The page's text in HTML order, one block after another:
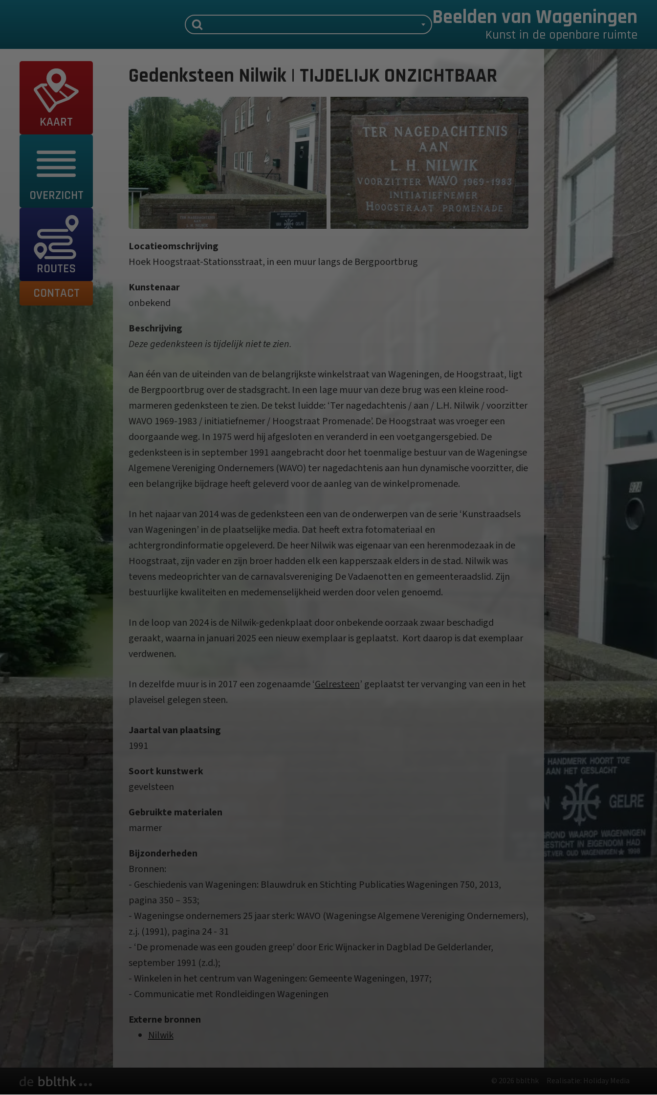
Beelden van Wageningen
Kunst in de openbare ruimte
KAART
OVERZICHT
ROUTES
CONTACT
Gedenksteen Nilwik | TIJDELIJK ONZICHTBAAR
Locatieomschrijving
Hoek Hoogstraat-Stationsstraat, in een muur langs de Bergpoortbrug
Kunstenaar
onbekend
Beschrijving
Deze gedenksteen is tijdelijk niet te zien.
Aan één van de uiteinden van de belangrijkste winkelstraat van Wageningen, de Hoogstraat, ligt
de Bergpoortbrug over de stadsgracht. In een lage muur van deze brug was een kleine rood-
marmeren gedenksteen te zien. De tekst luidde: ‘Ter nagedachtenis / aan / L.H. Nilwik / voorzitter
WAVO 1969-1983 / initiatiefnemer / Hoogstraat Promenade’. De Hoogstraat was vroeger een
doorgaande weg. In 1975 werd hij afgesloten en veranderd in een voetgangersgebied. De
gedenksteen is in september 1991 aangebracht door het toenmalige bestuur van de Wageningse
Algemene Vereniging Ondernemers (WAVO) ter nagedachtenis aan hun dynamische voorzitter, die
een belangrijke bijdrage heeft geleverd voor de aanleg van de winkelpromenade.
In het najaar van 2014 was de gedenksteen een van de onderwerpen van de serie ‘Kunstraadsels
van Wageningen’ in de plaatselijke media. Dat heeft extra fotomateriaal en
achtergrondinformatie opgeleverd. De heer Nilwik was eigenaar van een herenmodezaak in de
Hoogstraat, zijn vader en zijn broer hadden elk een kapperszaak elders in de stad. Nilwik was
tevens medeoprichter van de carnavalsvereniging De Vadaenotten en gemeenteraadslid. Zijn
bestuurlijke kwaliteiten en medemenselijkheid werden door velen genoemd.
In de loop van 2024 is de Nilwik-gedenkplaat door onbekende oorzaak zwaar beschadigd
geraakt, waarna in januari 2025 een nieuw exemplaar is geplaatst. Kort daarop is dat exemplaar
verdwenen.
In dezelfde muur is in 2017 een zogenaamde ‘Gelresteen’ geplaatst ter vervanging van een in het
plaveisel gelegen steen.
Jaartal van plaatsing
1991
Soort kunstwerk
gevelsteen
Gebruikte materialen
marmer
Bijzonderheden
Bronnen:
- Geschiedenis van Wageningen: Blauwdruk en Stichting Publicaties Wageningen 750, 2013,
pagina 350 – 353;
- Wageningse ondernemers 25 jaar sterk: WAVO (Wageningse Algemene Vereniging Ondernemers),
z.j. (1991), pagina 24 - 31
- ‘De promenade was een gouden greep’ door Eric Wijnacker in Dagblad De Gelderlander,
september 1991 (z.d.);
- Winkelen in het centrum van Wageningen: Gemeente Wageningen, 1977;
- Communicatie met Rondleidingen Wageningen
Externe bronnen
Nilwik
© 2026 bblthk Realisatie: Holiday Media